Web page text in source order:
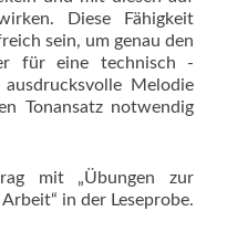
Diese Fähigkeit
sein, um genau den
für eine technisch
ausdrucksvolle Melodie
Tonansatz notwendig
mit „Übungen zur
in der Leseprobe.